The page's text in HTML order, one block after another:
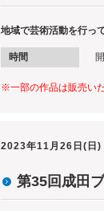
地域で芸術活動を行っ
時間
※一部の作品は販売い
2023年11月26日(日)
第35回成田